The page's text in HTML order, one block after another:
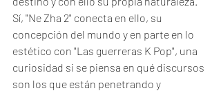
Sí, "Ne Zha 2" conecta en ello, su
concepción del mundo y en parte en lo
estético con "Las guerreras K Pop", una
curiosidad si se piensa en qué discursos
son los que están penetrando y